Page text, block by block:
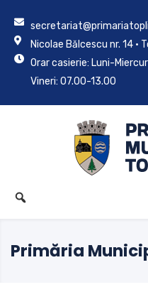
Nicolae Bălcescu nr. 14 •
Orar casierie: Luni-
Vineri: 07.00-13.00
Primăria